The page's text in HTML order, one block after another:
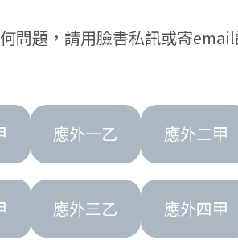
問題，請用臉書私訊或寄
應外一乙 應外二甲
應外三乙 應外四甲